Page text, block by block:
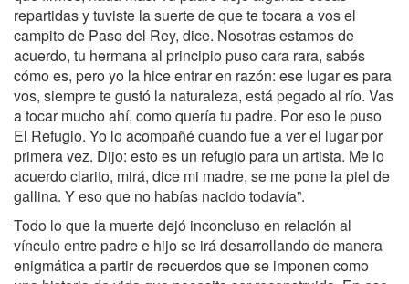
repartidas y tuviste la suerte de que te tocara a vos el
campito de Paso del Rey, dice. Nosotras estamos de
acuerdo, tu hermana al principio puso cara rara, sabés
cómo es, pero yo la hice entrar en razón: ese lugar es para
vos, siempre te gustó la naturaleza, está pegado al río. Vas
a tocar mucho ahí, como quería tu padre. Por eso le puso
El Refugio. Yo lo acompañé cuando fue a ver el lugar por
primera vez. Dijo: esto es un refugio para un artista. Me lo
acuerdo clarito, mirá, dice mi madre, se me pone la piel de
gallina. Y eso que no habías nacido todavía”.
Todo lo que la muerte dejó inconcluso en relación al
vínculo entre padre e hijo se irá desarrollando de manera
enigmática a partir de recuerdos que se imponen como